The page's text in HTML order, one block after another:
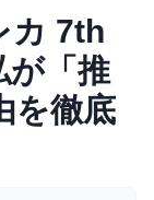
カ 7th
が「推
を徹底